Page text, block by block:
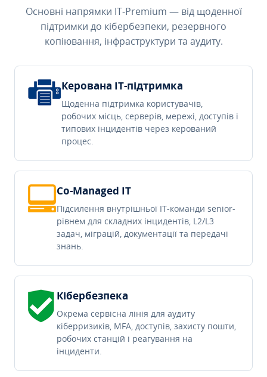
Основні напрямки IT-Premium — від щоденної
підтримки до кібербезпеки, резервного
копіювання, інфраструктури та аудиту.
Керована IT-підтримка
Щоденна підтримка користувачів,
робочих місць, серверів, мережі, доступів і
типових інцидентів через керований
процес.
Co-Managed IT
Підсилення внутрішньої IT-команди senior-
рівнем для складних інцидентів, L2/L3
задач, міграцій, документації та передачі
знань.
Кібербезпека
Окрема сервісна лінія для аудиту
кіберризиків, MFA, доступів, захисту пошти,
робочих станцій і реагування на
інциденти.